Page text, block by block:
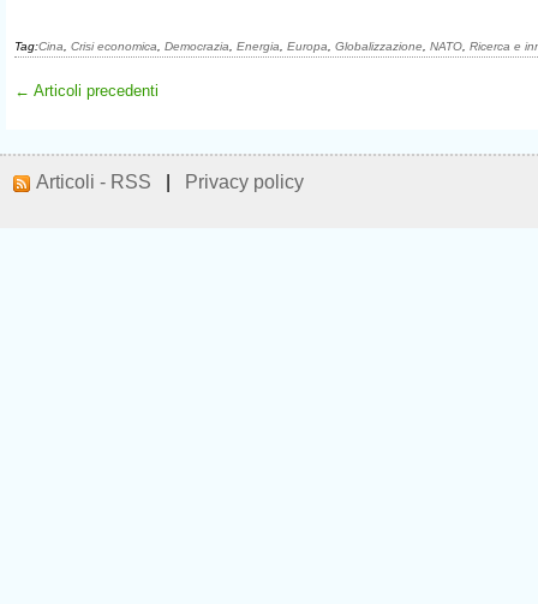
Tag:Cina Crisi economica Democrazia Energia Europa Globalizzazione NATO Ricerca e
← Articoli precedenti
Articoli - RSS Privacy policy